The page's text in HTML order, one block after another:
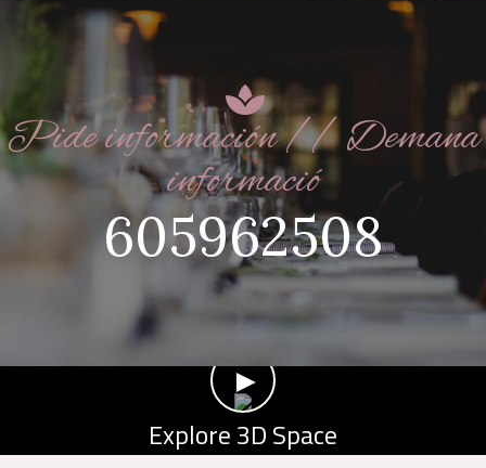
Pide información // Demana
informació
605962508
►
Explore 3D Space